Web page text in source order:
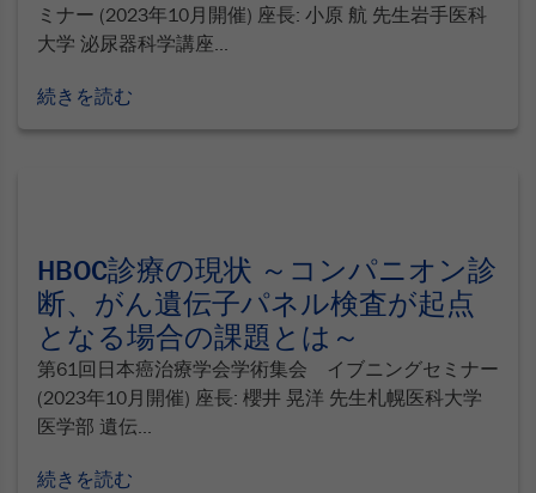
ミナー (2023年10月開催) 座長: 小原 航 先生岩手医科
大学 泌尿器科学講座...
続きを読む
HBOC診療の現状 ～コンパニオン診
断、がん遺伝子パネル検査が起点
となる場合の課題とは～
第61回⽇本癌治療学会学術集会 イブニングセミナー
(2023年10月開催) 座長: 櫻井 晃洋 先生札幌医科大学
医学部 遺伝...
続きを読む